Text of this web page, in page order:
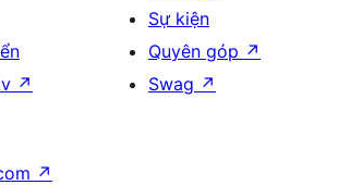
↗
Sự kiện
Quyên góp ↗
Swag ↗
↗